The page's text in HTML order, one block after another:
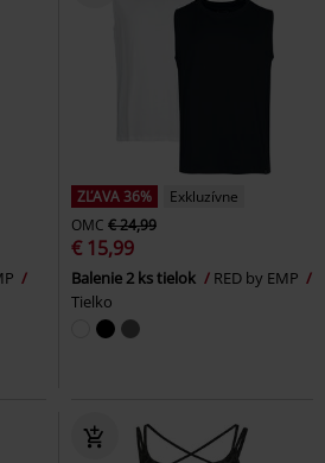
ZĽAVA 36%
Exkluzívne
OMC € 24,99
€ 15,99
Balenie 2 ks tielok
RED by EMP
Tielko